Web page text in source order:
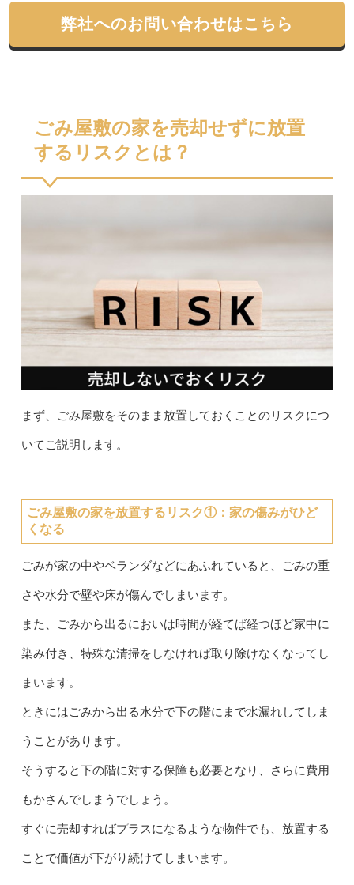
弊社へのお問い合わせはこちら
ごみ屋敷の家を売却せずに放置
するリスクとは？
まず、ごみ屋敷をそのまま放置しておくことのリスクにつ
いてご説明します。
ごみ屋敷の家を放置するリスク①：家の傷みがひど
くなる
ごみが家の中やベランダなどにあふれていると、ごみの重
さや水分で壁や床が傷んでしまいます。
また、ごみから出るにおいは時間が経てば経つほど家中に
染み付き、特殊な清掃をしなければ取り除けなくなってし
まいます。
ときにはごみから出る水分で下の階にまで水漏れしてしま
うことがあります。
そうすると下の階に対する保障も必要となり、さらに費用
もかさんでしまうでしょう。
すぐに売却すればプラスになるような物件でも、放置する
ことで価値が下がり続けてしまいます。